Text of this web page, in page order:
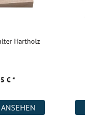
Hartholz
€ *